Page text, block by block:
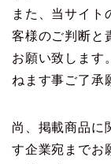
また、当サイト
客様のご判断と
お願い致します
ねます事ご了承
尚、掲載商品に
す企業宛までお